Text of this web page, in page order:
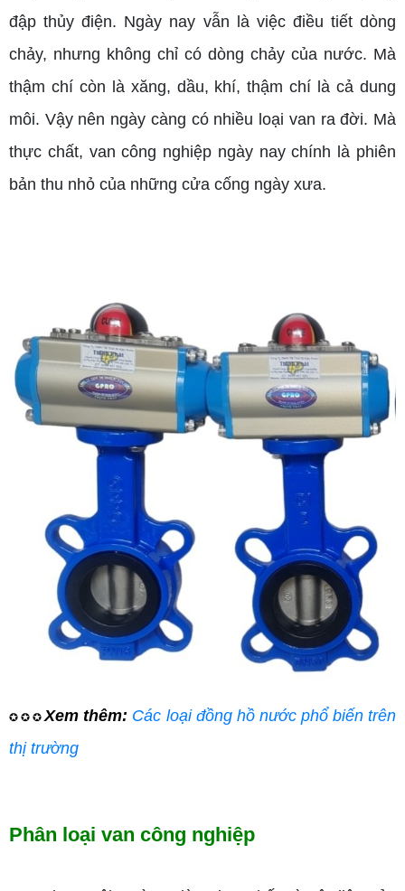
đập thủy điện. Ngày nay vẫn là việc điều tiết dòng
chảy, nhưng không chỉ có dòng chảy của nước. Mà
thậm chí còn là xăng, dầu, khí, thậm chí là cả dung
môi. Vậy nên ngày càng có nhiều loại van ra đời. Mà
thực chất, van công nghiệp ngày nay chính là phiên
bản thu nhỏ của những cửa cống ngày xưa.
✪ ✪ ✪Xem thêm: Các loại đồng hồ nước phổ biến trên
thị trường
Phân loại van công nghiệp